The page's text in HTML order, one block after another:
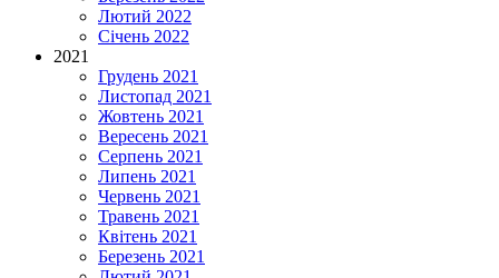
Лютий 2022
Січень 2022
2021
Грудень 2021
Листопад 2021
Жовтень 2021
Вересень 2021
Серпень 2021
Липень 2021
Червень 2021
Травень 2021
Квітень 2021
Березень 2021